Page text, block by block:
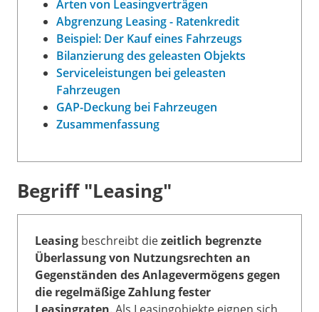
Arten von Leasingverträgen
Abgrenzung Leasing - Ratenkredit
Beispiel: Der Kauf eines Fahrzeugs
Bilanzierung des geleasten Objekts
Serviceleistungen bei geleasten
Fahrzeugen
GAP-Deckung bei Fahrzeugen
Zusammenfassung
Begriff "Leasing"
Leasing beschreibt diezeitlich begrenzte
Überlassung von Nutzungsrechten an
Gegenständen des Anlagevermögens gegen
die regelmäßige Zahlung fester